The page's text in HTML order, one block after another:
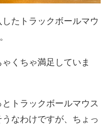
たトラックボールマウ
くちゃ満足していま
トラックボールマウス
なわけですが、ちょっ